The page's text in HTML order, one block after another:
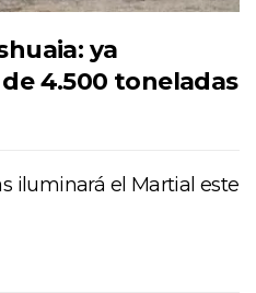
ya
4.500 toneladas
iluminará el Martial este